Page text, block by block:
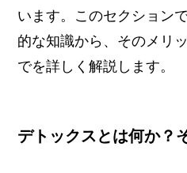
います。このセクション
的な知識から、そのメリ
でを詳しく解説します。
デトックスとは何か？